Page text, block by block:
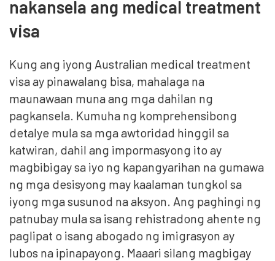
nakansela ang medical treatment
visa
Kung ang iyong Australian medical treatment
visa ay pinawalang bisa, mahalaga na
maunawaan muna ang mga dahilan ng
pagkansela. Kumuha ng komprehensibong
detalye mula sa mga awtoridad hinggil sa
katwiran, dahil ang impormasyong ito ay
magbibigay sa iyo ng kapangyarihan na gumawa
ng mga desisyong may kaalaman tungkol sa
iyong mga susunod na aksyon. Ang paghingi ng
patnubay mula sa isang rehistradong ahente ng
paglipat o isang abogado ng imigrasyon ay
lubos na ipinapayong. Maaari silang magbigay